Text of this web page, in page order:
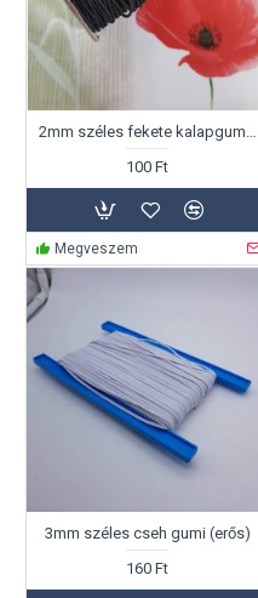
2mm széles fekete kalapgumi Ft/m
100 Ft
Megveszem
3mm széles cseh gumi (erős)
160 Ft